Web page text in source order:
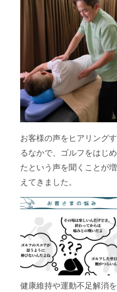
お客様の声をヒアリングす
るなかで、ゴルフをはじめ
たという声を聞くことが増
えてきました。
健康維持や運動不足解消を